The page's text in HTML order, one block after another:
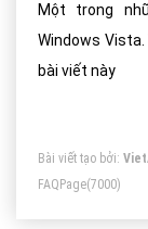
Một trong
Windows Vista. Vậy
bài viết này
Bài viết tạo bởi:
FAQPage(7000)